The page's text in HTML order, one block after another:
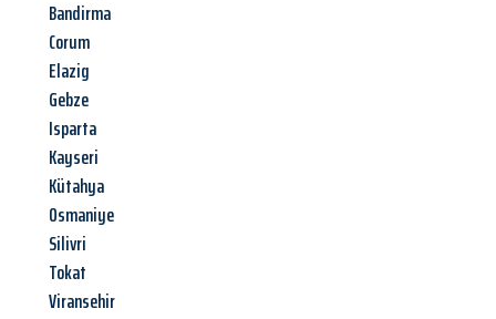
Bandirma
Corum
Elazig
Gebze
Isparta
Kayseri
Kütahya
Osmaniye
Silivri
Tokat
Viransehir